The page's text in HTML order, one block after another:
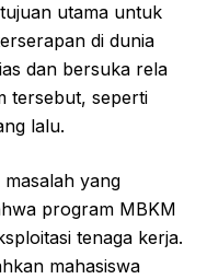
utama untuk
di dunia
dan bersuka rela
tersebut, seperti
lalu.
yang
program MBKM
tenaga kerja.
mahasiswa